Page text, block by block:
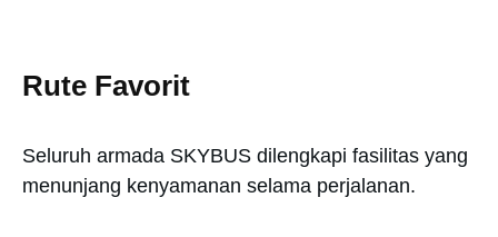
Rute Favorit
Seluruh armada SKYBUS dilengkapi fasilitas yang
menunjang kenyamanan selama perjalanan.